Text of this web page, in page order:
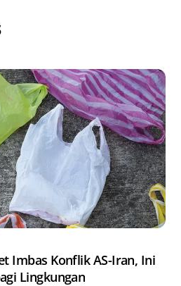
Imbas Konflik AS-Iran, Ini
Lingkungan